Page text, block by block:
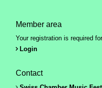
Member area
Your registration is required
Login
Contact